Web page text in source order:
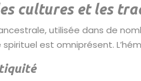
cultures et les
utilisée dans de
est omniprésent.